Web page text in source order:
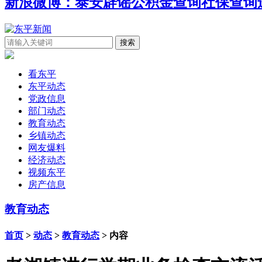
看东平
东平动态
党政信息
部门动态
教育动态
乡镇动态
网友爆料
经济动态
视频东平
房产信息
教育动态
首页 > 动态 > 教育动态 > 内容